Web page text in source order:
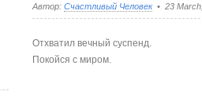
Автор:Счастливый Человек• 23
Отхватил вечный суспенд.
Покойся с миром.